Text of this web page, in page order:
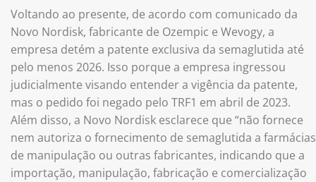
Voltando ao presente, de acordo com comunicado da
Novo Nordisk, fabricante de Ozempic e Wevogy, a
empresa detém a patente exclusiva da semaglutida até
pelo menos 2026. Isso porque a empresa ingressou
judicialmente visando entender a vigência da patente,
mas o pedido foi negado pelo TRF1 em abril de 2023.
Além disso, a Novo Nordisk esclarece que “não fornece
nem autoriza o fornecimento de semaglutida a farmácias
de manipulação ou outras fabricantes, indicando que a
importação, manipulação, fabricação e comercialização